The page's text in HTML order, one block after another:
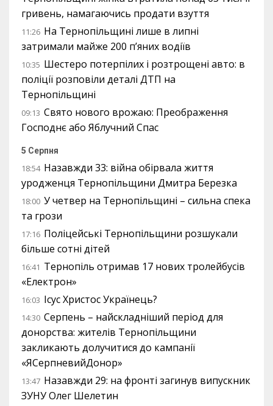
гривень, намагаючись продати взуття
11:26 На Тернопільщині лише в липні
затримали майже 200 п’яних водіїв
10:35 Шестеро потерпілих і розтрощені авто: в
поліції розповіли деталі ДТП на
Тернопільщині
09:13 Свято нового врожаю: Преображення
Господнє або Яблучний Спас
5 Серпня
18:54 Назавжди 33: війна обірвала життя
уродженця Тернопільщини Дмитра Березка
18:00 У четвер на Тернопільщині – сильна спека
та грози
17:16 Поліцейські Тернопільщини розшукали
більше сотні дітей
16:41 Тернопіль отримав 17 нових тролейбусів
«Електрон»
16:03 Ісус Христос Українець?
14:30 Серпень – найскладніший період для
донорства: жителів Тернопільщини
закликають долучитися до кампанії
«ЯСерпневийДонор»
13:47 Назавжди 29: на фронті загинув випускник
ЗУНУ Олег Шелетин